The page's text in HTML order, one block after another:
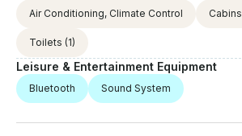
Air Conditioning, Climate Control Cabins
Toilets (1)
Leisure & Entertainment Equipment
Bluetooth Sound System